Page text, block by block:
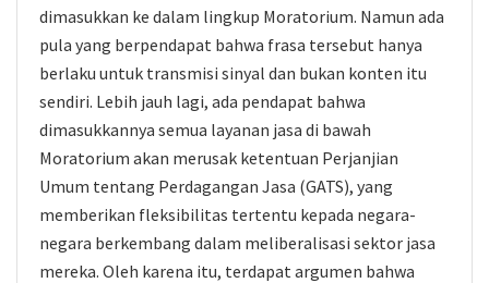
dimasukkan ke dalam lingkup Moratorium. Namun ada
pula yang berpendapat bahwa frasa tersebut hanya
berlaku untuk transmisi sinyal dan bukan konten itu
sendiri. Lebih jauh lagi, ada pendapat bahwa
dimasukkannya semua layanan jasa di bawah
Moratorium akan merusak ketentuan Perjanjian
Umum tentang Perdagangan Jasa (GATS), yang
memberikan fleksibilitas tertentu kepada negara-
negara berkembang dalam meliberalisasi sektor jasa
mereka. Oleh karena itu, terdapat argumen bahwa